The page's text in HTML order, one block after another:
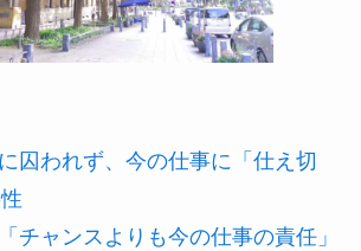
囚われず、今の仕事に「仕え切
チャンスよりも今の仕事の責任」